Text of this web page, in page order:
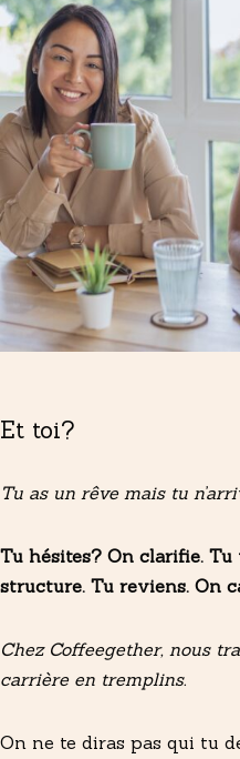
Et toi?
Tu as un rêve mais tu
Tu hésites? On clarifie.
structure. Tu reviens. On
Chez Coffeegether, nous
carrière en tremplins.
On ne te diras pas qui tu